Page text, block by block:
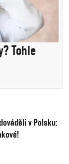
Tohle
v Polsku: